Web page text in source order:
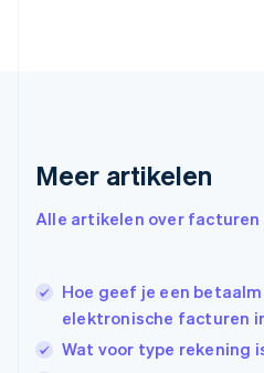
Meer artikelen
Alle artikelen over facturen
Hoe geef je een
elektronische facturen
Wat voor type rekening
English
Hongkong SAR, China
English 简体中文
English
Italië
ItalianoEnglish